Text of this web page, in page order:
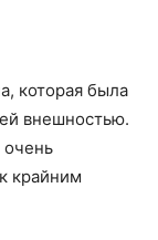
которая была
внешностью.
крайним